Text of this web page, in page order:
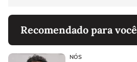
Recomendado para você
NÓS